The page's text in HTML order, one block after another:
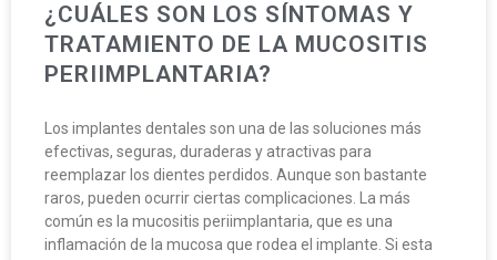
¿CUÁLES SON LOS SÍNTOMAS Y
TRATAMIENTO DE LA MUCOSITIS
PERIIMPLANTARIA?
Los implantes dentales son una de las soluciones más
efectivas, seguras, duraderas y atractivas para
reemplazar los dientes perdidos. Aunque son bastante
raros, pueden ocurrir ciertas complicaciones. La más
común es la mucositis periimplantaria, que es una
inflamación de la mucosa que rodea el implante. Si esta